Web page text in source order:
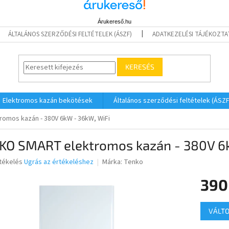
Árukereső.hu
ÁLTALÁNOS SZERZŐDÉSI FELTÉTELEK (ÁSZF) ADATKEZELÉSI
KERESÉS
Elektromos kazán bekötések Általános szerződési feltételek
kazán - 380V 6kW - 36kW, WiFi
SMART elektromos kazán - 380V
Ugrás az értékeléshez Márka: Tenko